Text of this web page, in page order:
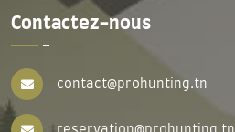
Contactez-nous
contact@prohunting.tn